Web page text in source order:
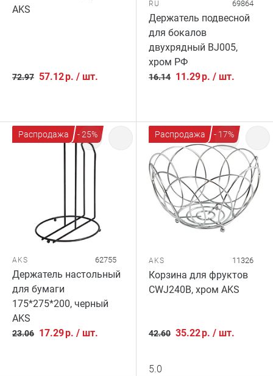
AKS
72.97 57.12р. / шт.
RU 69864
Держатель подвесной
для бокалов
двухрядный BJ005,
хром РФ
16.14 11.29р. / шт.
Распродажа - 25%
AKS 62755
Держатель настольный
для бумаги
175*275*200, черный
AKS
23.06 17.29р. / шт.
Распродажа - 17%
AKS 11326
Корзина для фруктов
CWJ240B, хром AKS
42.60 35.22р. / шт.
5.0